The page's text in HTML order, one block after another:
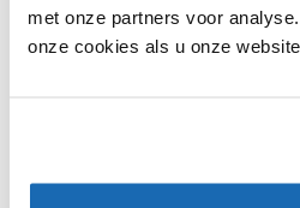
met onze partners voor
onze cookies als u onze